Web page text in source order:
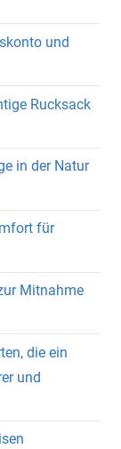
und
Rucksack
in der Natur
für
Mitnahme
die ein
und